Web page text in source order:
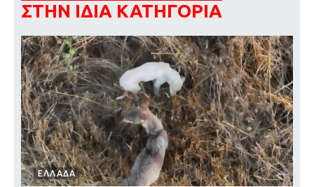
ΣΤΗΝ ΙΔΙΑ ΚΑΤΗΓΟΡΙΑ
ΕΛΛΑΔΑ